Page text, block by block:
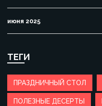
июня 2025
ТЕГИ
ПРАЗДНИЧНЫЙ СТОЛ
ПОЛЕЗНЫЕ ДЕСЕРТЫ